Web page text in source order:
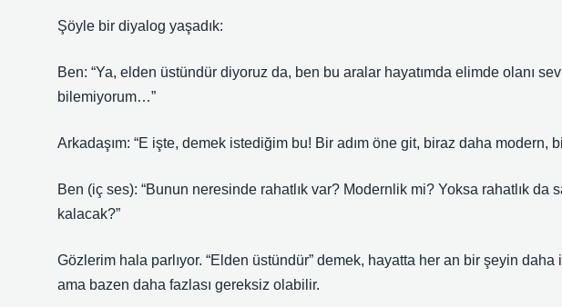
Şöyle bir diyalog yaşadık:
Ben: “Ya, elden üstündür diyoruz da, ben bu aralar hayatımda elimde olanı
bilemiyorum…”
Arkadaşım: “E işte, demek istediğim bu! Bir adım öne git, biraz daha modern,
Ben (iç ses): “Bunun neresinde rahatlık var? Modernlik mi? Yoksa rahatlık da
kalacak?”
Gözlerim hala parlıyor. “Elden üstündür” demek, hayatta her an bir şeyin
ama bazen daha fazlası gereksiz olabilir.